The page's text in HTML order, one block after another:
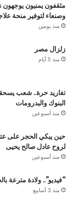
مثقفون يمنيون
وصنعاء لتوفير منحة
منذ يومين
زلزال مصر
منذ 5 أيام
تغاريد حرة.. شعب
البنوك والبدرومات
منذ أسبوعين
حين يبكي الحجر على
لروح عادل صالح يحيى
منذ أسبوعين
“فيديو”.. ولادة مترعة
منذ 3 أسابيع